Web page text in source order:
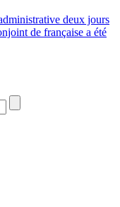
deux jours
de française a été